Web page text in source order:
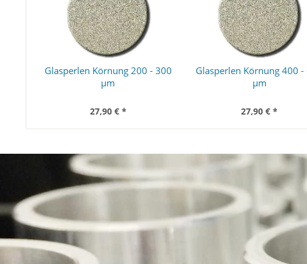
Glasperlen Körnung 200 - 300
µm
27,90 € *
Glasperlen Körnung 400 -
µm
27,90 € *